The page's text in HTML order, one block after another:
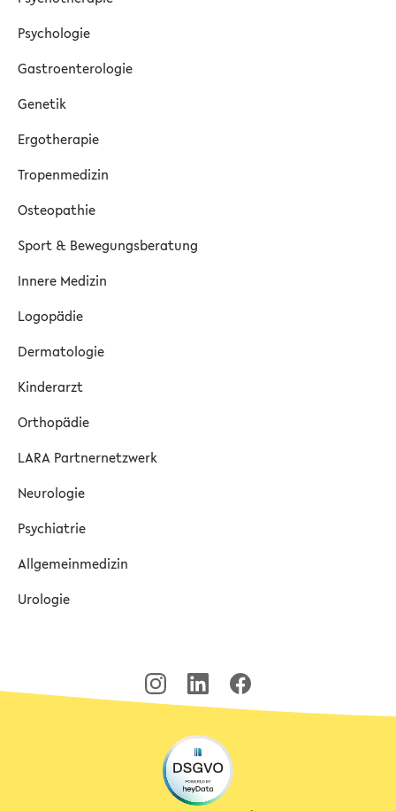
Psychologie
Gastroenterologie
Genetik
Ergotherapie
Tropenmedizin
Osteopathie
Sport & Bewegungsberatung
Innere Medizin
Logopädie
Dermatologie
Kinderarzt
Orthopädie
LARA Partnernetzwerk
Neurologie
Psychiatrie
Allgemeinmedizin
Urologie